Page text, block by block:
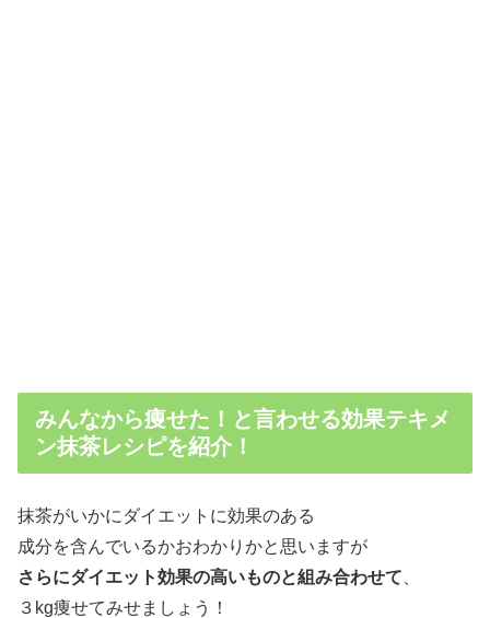
みんなから痩せた！と言わせる効果テキメ
ン抹茶レシピを紹介！
抹茶がいかにダイエットに効果のある
成分を含んでいるかおわかりかと思いますが
さらにダイエット効果の高いものと組み合わせて
３kg痩せてみせましょう！